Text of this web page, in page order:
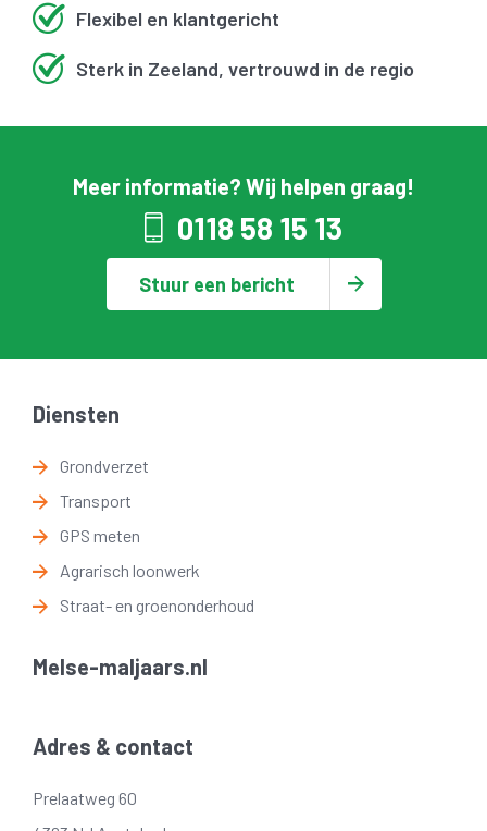
Flexibel en klantgericht
Sterk in Zeeland, vertrouwd in de regio
Meer informatie? Wij helpen graag!
0118 58 15 13
Stuur een bericht
Diensten
Grondverzet
Transport
GPS meten
Agrarisch loonwerk
Straat- en groenonderhoud
Melse-maljaars.nl
Adres & contact
Prelaatweg 60